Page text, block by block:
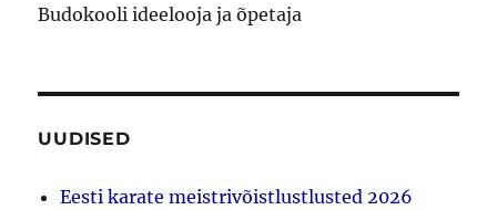
Budokooli ideelooja ja õpetaja
UUDISED
Eesti karate meistrivõistlustlusted 2026